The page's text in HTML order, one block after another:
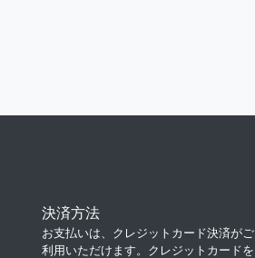
決済方法
お支払いは、クレジットカード決済がご
利用いただけます。クレジットカードを